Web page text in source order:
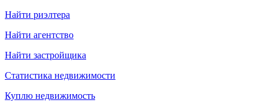
Найти риэлтера
Найти агентство
Найти застройщика
Статистика недвижимости
Куплю недвижимость